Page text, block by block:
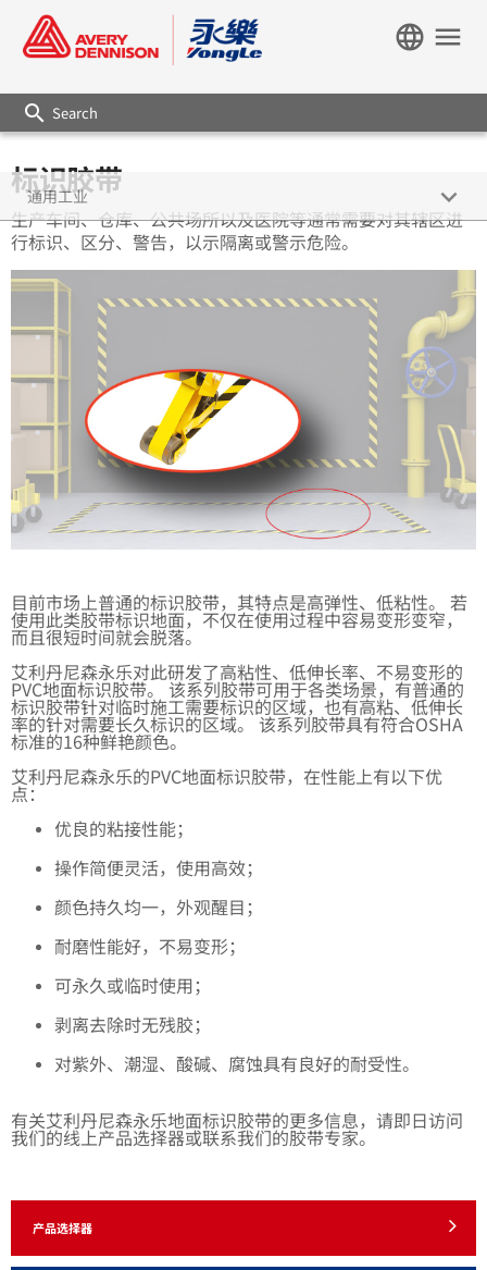
menu
language
search
标识胶带
生产车间、仓库、公共场所以及医院等通常需要对其辖区进
行标识、区分、警告，以示隔离或警示危险。
目前市场上普通的标识胶带，其特点是高弹性、低粘性。 若
使用此类胶带标识地面，不仅在使用过程中容易变形变窄，
而且很短时间就会脱落。
艾利丹尼森永乐对此研发了高粘性、低伸长率、不易变形的
PVC地面标识胶带。 该系列胶带可用于各类场景，有普通的
标识胶带针对临时施工需要标识的区域，也有高粘、低伸长
率的针对需要长久标识的区域。 该系列胶带具有符合OSHA
标准的16种鲜艳颜色。
艾利丹尼森永乐的PVC地面标识胶带，在性能上有以下优
点：
优良的粘接性能；
操作简便灵活，使用高效；
颜色持久均一，外观醒目；
耐磨性能好，不易变形；
可永久或临时使用；
剥离去除时无残胶；
对紫外、潮湿、酸碱、腐蚀具有良好的耐受性。
有关艾利丹尼森永乐地面标识胶带的更多信息，请即日访问
我们的线上产品选择器或联系我们的胶带专家。
通用工业 keyboard_arrow_down
标识胶带
表面保护
电气绝缘
管道防腐
产品选择器